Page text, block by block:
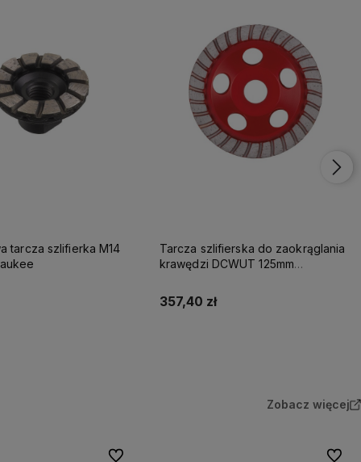
tarcza szlifierka M14
Tarcza szlifierska do zaokrąglania
krawędzi DCWUT 125mm
357,40 zł
Zobacz więcej
Do ulubionych Do